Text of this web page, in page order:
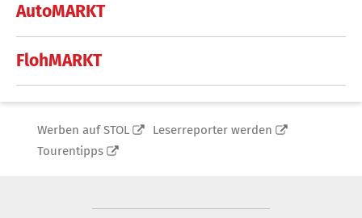
AutoMARKT
FlohMARKT
Werben auf STOL
Leserreporter werden
Tourentipps